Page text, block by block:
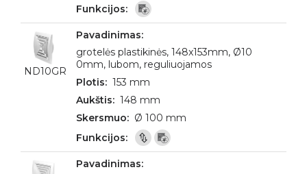
ND10GR
grotelės plastikinės, 148x153mm, Ø10
0mm, lubom, reguliuojamos
153 mm
148 mm
Ø 100 mm